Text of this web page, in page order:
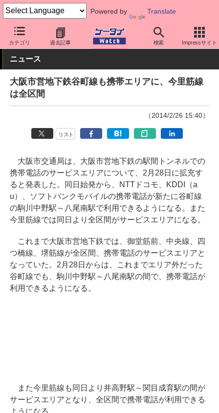
Powered by Translate
カテゴリ 過去記事 検索 Impressサイト
ケータイ Watch 業界動向 その他
ニュース
大阪市営地下鉄谷町線も携帯エリアに、今里筋線
は全区間
（2014/2/26 15:40）
リスト
大阪市交通局は、大阪市営地下鉄の駅間トンネルでの
携帯電話のサービスエリアについて、2月28日に拡充す
ると発表した。同日始発から、NTTドコモ、KDDI（a
u）、ソフトバンクモバイルの携帯電話が新たに谷町線
の駒川中野駅～八尾南駅で利用できるようになる。また
今里筋線では同日より全区間がサービスエリアになる。
これまで大阪市営地下鉄では、御堂筋前、中央線、四
つ橋線、堺筋線が全区間、携帯電話のサービスエリアと
なっていた。2月28日からは、これまでエリア外だった
谷町線でも、駒川中野駅～八尾南駅の間で、携帯電話が
利用できるようになる。
また今里筋線も同日より井高野駅～関目成育駅の間が
サービスエリアとなり、全区間で携帯電話が利用できる
ようになる。